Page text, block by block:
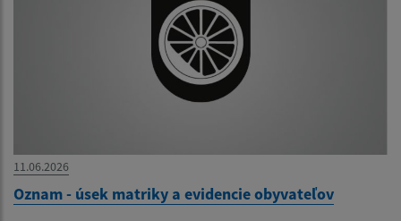
11.06.2026
Oznam - úsek matriky a evidencie obyvateľov